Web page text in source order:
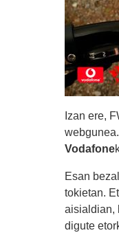
Izan ere,
Vodafone
Esan
tokietan.
aisialdian,
digute